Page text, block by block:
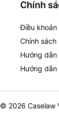
Chính
Điều khoản
Chính sách
Hướng
Hướng
© 2026 Caselaw